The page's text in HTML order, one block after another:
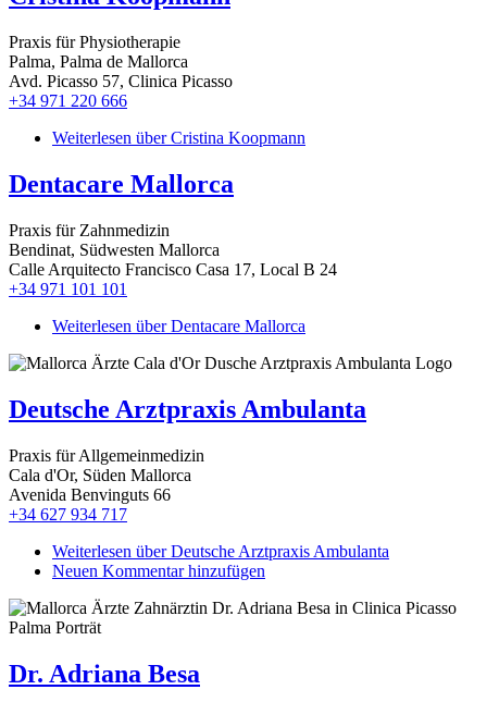
Praxis für Physiotherapie
Palma, Palma de Mallorca
Avd. Picasso 57, Clinica Picasso
+34 971 220 666
Weiterlesen über Cristina Koopmann
Dentacare Mallorca
Praxis für Zahnmedizin
Bendinat, Südwesten Mallorca
Calle Arquitecto Francisco Casa 17, Local B 24
+34 971 101 101
Weiterlesen über Dentacare Mallorca
Deutsche Arztpraxis Ambulanta
Praxis für Allgemeinmedizin
Cala d'Or, Süden Mallorca
Avenida Benvinguts 66
+34 627 934 717
Weiterlesen über Deutsche Arztpraxis Ambulanta
Neuen Kommentar hinzufügen
Dr. Adriana Besa